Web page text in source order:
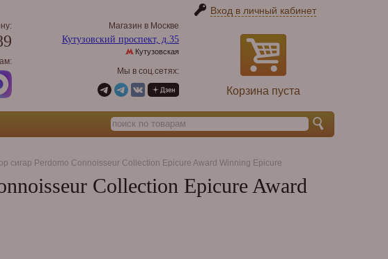
Вход в личный кабинет
Корзина пуста
Магазин в Москве
Кутузовский проспект, д.35
Кутузовская
Мы в соц.сетях:
сигар Perdomo Connoisseur Collection Epicure Award Winning Epicure
Collection Epicure Award